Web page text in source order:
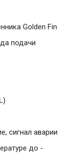
Golden Fin
подачи
сигнал аварии
до -